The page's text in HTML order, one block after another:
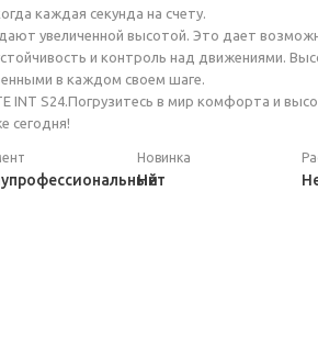
каждая секунда на счету.
увеличенной высотой. Это дает
и контроль над движениями.
в каждом своем шаге.
INT S24.Погрузитесь в мир комфорта и
сегодня!
Новинка
Нет